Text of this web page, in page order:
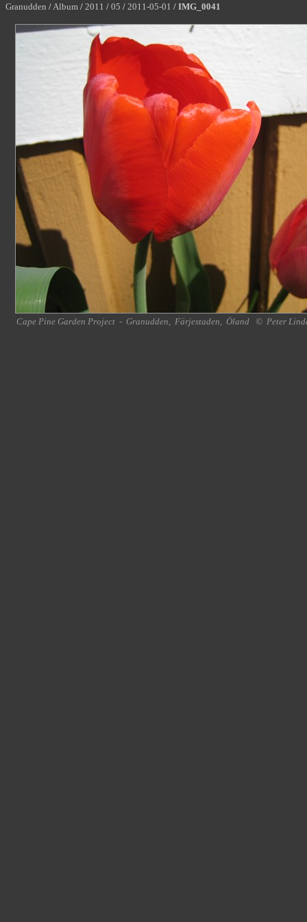
Granudden /Album / 2011 / 05 / 2011-05-01 / IMG_0041
Cape Pine Garden Project - Granudden, Färjestaden, Öland © Peter